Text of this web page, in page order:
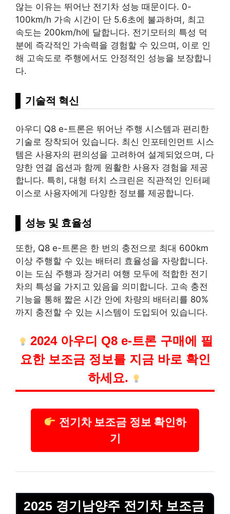
않는 이유는 뛰어난 전기차 성능 때문이다. 0-
100km/h 가속 시간이 단 5.6초에 불과하며, 최고
속도는 200km/h에 달합니다. 전기모터의 특성 덕
분에 즉각적인 가속력을 경험할 수 있으며, 이로 인
해 고속도로 주행에서도 안정적인 성능을 보장합니
다.
기술적 혁신
아우디 Q8 e-트론은 뛰어난 주행 시스템과 편리한
기술로 장착되어 있습니다. 최신 인포테인먼트 시스
템은 사용자의 편의성을 고려하여 설계되었으며, 다
양한 연결 옵션과 함께 원활한 사용자 경험을 제공
합니다. 특히, 대형 터치 스크린은 직관적인 인터페
이스로 사용자에게 다양한 정보를 제공합니다.
성능 및 효율성
또한, Q8 e-트론은 한 번의 충전으로 최대 600km
이상 주행할 수 있는 배터리 효율성을 자랑합니다.
이는 도심 주행과 장거리 여행 모두에 적합한 전기
차의 특성을 가지고 있음을 의미합니다. 고속 충전
기능을 통해 짧은 시간 안에 차량의 배터리를 80%
까지 충전할 수 있는 시스템이 도입되어 있습니다.
2024 아우디 Q8 e-트론 구매에 필
요한 보조금 정보를 지금 바로 확인
하세요.
전기차 보조금 정보 확인하
기
2025 경기남양주 전기차 보조금